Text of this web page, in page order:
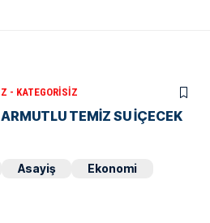
Z - KATEGORISIZ
ARMUTLU TEMİZ SU İÇECEK
Asayiş
Ekonomi